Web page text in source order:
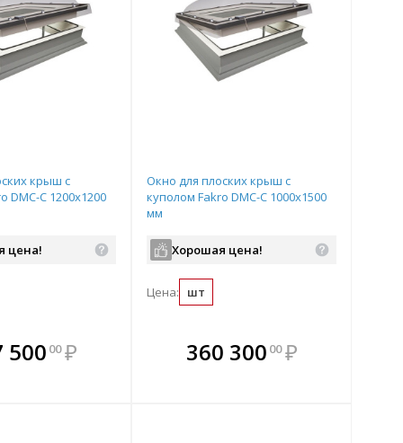
крыш с
DMC-С 1200х1200
цена!
500 00 ₽
В комплекте
всегда выгоднее!
Окно для плоских крыш с
куполом Fakro DMC-С 1000х1500
мм
Хорошая цена!
Цена: шт
комплекте
выгоднее!
360 300 00 ₽